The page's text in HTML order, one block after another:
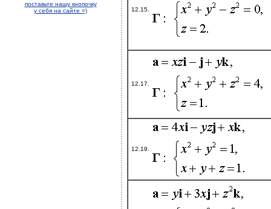
12.15.
12.17.
12.19.
поставьте нашу кнопочку
у себя на сайте =)